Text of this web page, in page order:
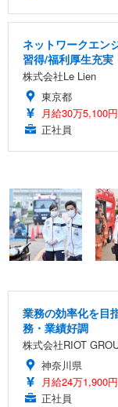
ネットワークエン
習得/福利厚生充実
株式会社Le Lien
東京都
月給30万5,100
正社員
業務の効率化を目
務・業績好調
株式会社RIOT
神奈川県
月給24万1,900
正社員